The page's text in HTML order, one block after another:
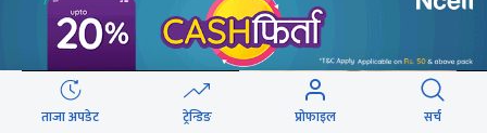
ताजा अपडेट ट्रेन्डिङ प्रोफाइल सर्च